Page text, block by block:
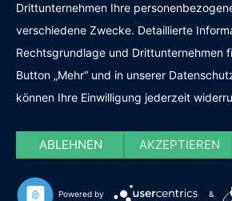
Drittunternehmen Ihre
verschiedene Zwecke. Detaillierte
Rechtsgrundlage und Drittunternehmen
Button „Mehr“ und in unserer
können Ihre Einwilligung jederzeit
ABLEHNEN AKZEPTIEREN
Powered by &